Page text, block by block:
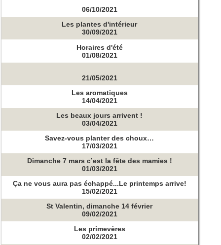
06/10/2021
Les plantes d'intérieur
30/09/2021
Horaires d'été
01/08/2021
21/05/2021
Les aromatiques
14/04/2021
Les beaux jours arrivent !
03/04/2021
Savez-vous planter des choux…
17/03/2021
Dimanche 7 mars c’est la fête des mamies !
01/03/2021
Ça ne vous aura pas échappé...Le printemps arrive!
15/02/2021
St Valentin, dimanche 14 février
09/02/2021
Les primevères
02/02/2021